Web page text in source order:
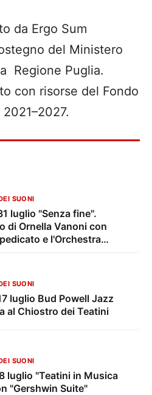
da Ergo Sum
del Ministero
Regione Puglia.
con risorse del Fondo
SUONI
luglio "Senza fine".
di Ornella Vanoni con
e l'Orchestra
SUONI
luglio Bud Powell Jazz
al Chiostro dei Teatini
SUONI
luglio "Teatini in Musica
"Gershwin Suite"